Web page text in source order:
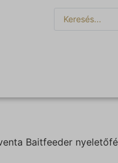
Baitfeeder